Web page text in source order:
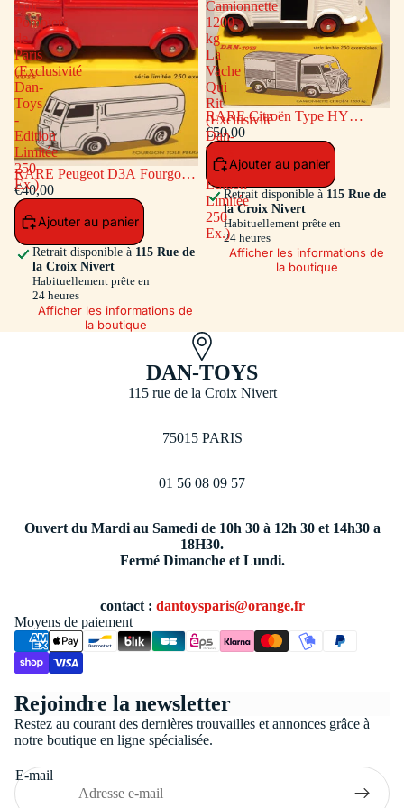
Tôlé
Pompiers
de
Paris
(Exclusivité
Dan-
Toys
-
Edition
Limitée
250
Ex.)
RARE Peugeot D3A Fourgon
Tôlé Pompiers de Paris
(Exclusivité Dan-Toys - Edition
Limitée 250 Ex.)
€40,00
Ajouter au panier
Retrait disponible à 115 Rue de
la Croix Nivert
Habituellement prête en
24 heures
Afficher les informations de
la boutique
Camionnette
1200
kg
La
Vache
Qui
Rit
(Exclusivité
Dan-
Toys
-
Edition
Limitée
250
Ex.)
RARE Citroën Type HY
Camionnette 1200 kg La Vache
Qui Rit (Exclusivité Dan-Toys -
Edition Limitée 250 Ex.)
€50,00
Ajouter au panier
Retrait disponible à 115 Rue de
la Croix Nivert
Habituellement prête en
24 heures
Afficher les informations de
la boutique
DAN-TOYS
115 rue de la Croix Nivert
75015 PARIS
01 56 08 09 57
Ouvert du Mardi au Samedi de 10h 30 à 12h 30 et 14h30 a
18H30.
Fermé Dimanche et Lundi.
contact : dantoysparis@orange.fr
Moyens de paiement
Rejoindre la newsletter
Restez au courant des dernières trouvailles et annonces grâce à
notre boutique en ligne spécialisée.
E-mail
Conditions générales de vente
Coordonnées
Politique d’expédition